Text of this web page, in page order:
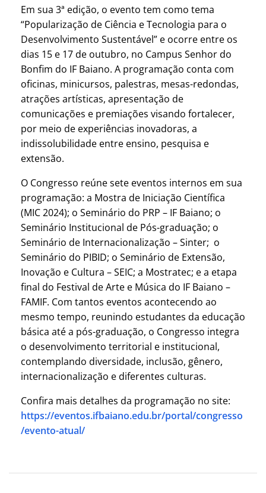
Em sua 3ª edição, o evento tem como tema
“Popularização de Ciência e Tecnologia para o
Desenvolvimento Sustentável” e ocorre entre os
dias 15 e 17 de outubro, no Campus Senhor do
Bonfim do IF Baiano. A programação conta com
oficinas, minicursos, palestras, mesas-redondas,
atrações artísticas, apresentação de
comunicações e premiações visando fortalecer,
por meio de experiências inovadoras, a
indissolubilidade entre ensino, pesquisa e
extensão.
O Congresso reúne sete eventos internos em sua
programação: a Mostra de Iniciação Científica
(MIC 2024); o Seminário do PRP – IF Baiano; o
Seminário Institucional de Pós-graduação; o
Seminário de Internacionalização – Sinter; o
Seminário do PIBID; o Seminário de Extensão,
Inovação e Cultura – SEIC; a Mostratec; e a etapa
final do Festival de Arte e Música do IF Baiano –
FAMIF. Com tantos eventos acontecendo ao
mesmo tempo, reunindo estudantes da educação
básica até a pós-graduação, o Congresso integra
o desenvolvimento territorial e institucional,
contemplando diversidade, inclusão, gênero,
internacionalização e diferentes culturas.
Confira mais detalhes da programação no site:
https://eventos.ifbaiano.edu.br/portal/congresso
/evento-atual/